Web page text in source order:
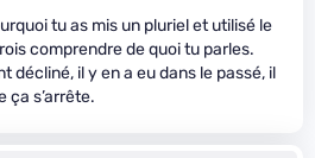
tu as mis un pluriel et utilisé le
comprendre de quoi tu parles.
décliné, il y en a eu dans le passé, il
ça s’arrête.